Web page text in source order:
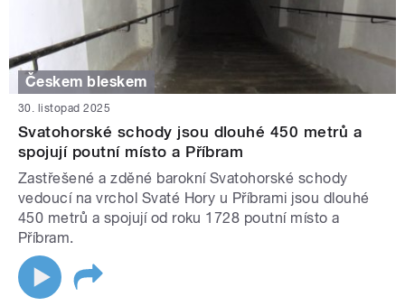
Českem bleskem
30. listopad 2025
Svatohorské schody jsou dlouhé 450 metrů a
spojují poutní místo a Příbram
Zastřešené a zděné barokní Svatohorské schody
vedoucí na vrchol Svaté Hory u Příbrami jsou dlouhé
450 metrů a spojují od roku 1728 poutní místo a
Příbram.